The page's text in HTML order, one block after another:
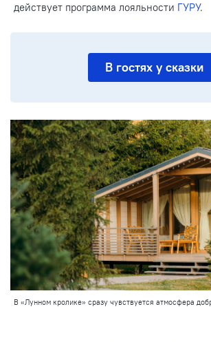
действует программа лояльности ГУРУ.
В гостях у сказки
В «Лунном кролике» сразу чувствуется атмосфера